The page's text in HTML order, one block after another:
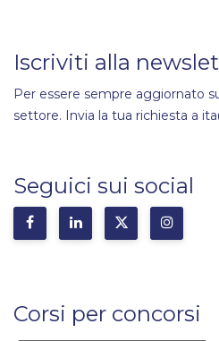
Iscriviti alla
Per essere sempre aggiornato
settore. Invia la tua richiesta a
Seguici sui social
Corsi per concorsi